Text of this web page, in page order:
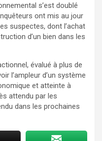
s’est doublé
ont mis au jour
suspectes, dont l’achat
d’un bien dans les
évalué à plus de
l’ampleur d’un système
et atteinte à
attendu par les
dans les prochaines